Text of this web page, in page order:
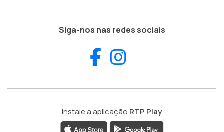
Siga-nos nas redes sociais
Facebook
Instale a aplicação RTP Play